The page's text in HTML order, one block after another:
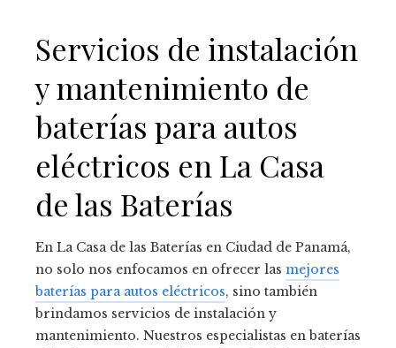
Servicios de instalación
y mantenimiento de
baterías para autos
eléctricos en La Casa
de las Baterías
En La Casa de las Baterías en Ciudad de Panamá,
no solo nos enfocamos en ofrecer las mejores
baterías para autos eléctricos, sino también
brindamos servicios de instalación y
mantenimiento. Nuestros especialistas en baterías